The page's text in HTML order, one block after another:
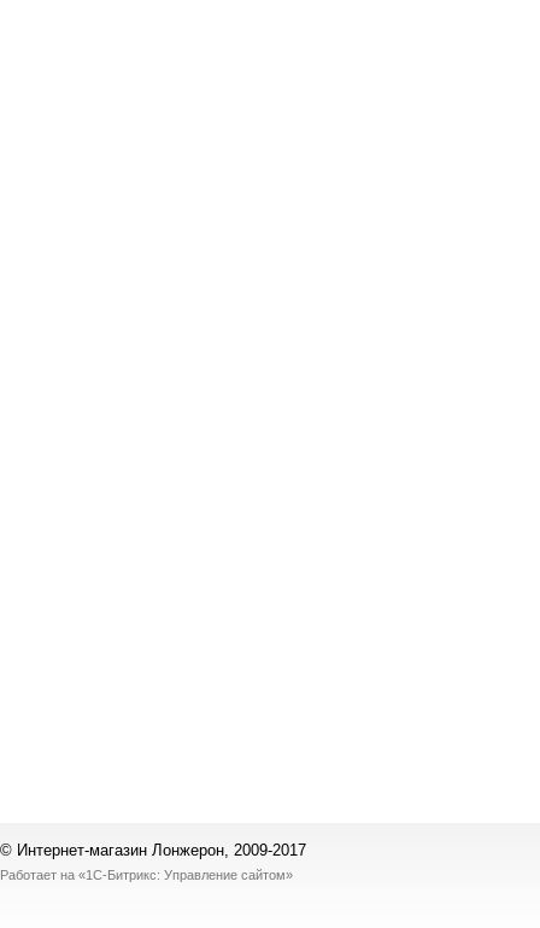
© Интернет-магазин Лонжерон, 2009-2017
Работает на «1С-Битрикс: Управление сайтом»